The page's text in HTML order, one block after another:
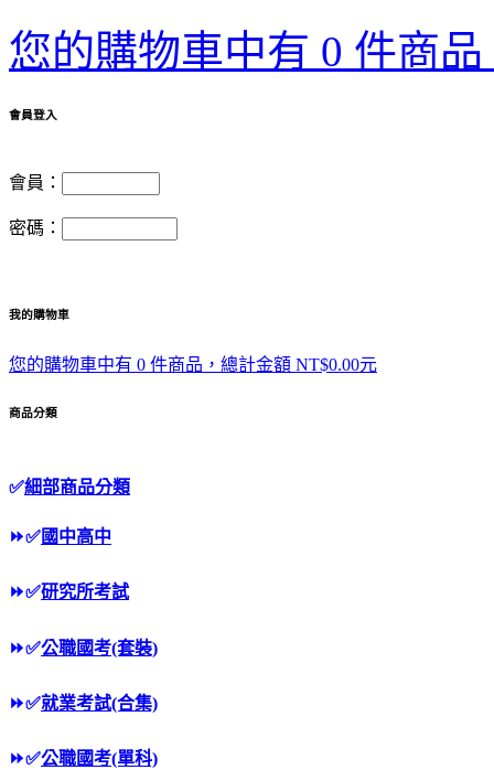
您的購物車中有 0 件商
會員登入
會員：
密碼：
我的購物車
您的購物車中有 0 件商品，總計金額 NT$0.00元
商品分類
✅細部商品分類
⏩✅國中高中
⏩✅研究所考試
⏩✅公職國考(套裝)
⏩✅就業考試(合集)
⏩✅公職國考(單科)